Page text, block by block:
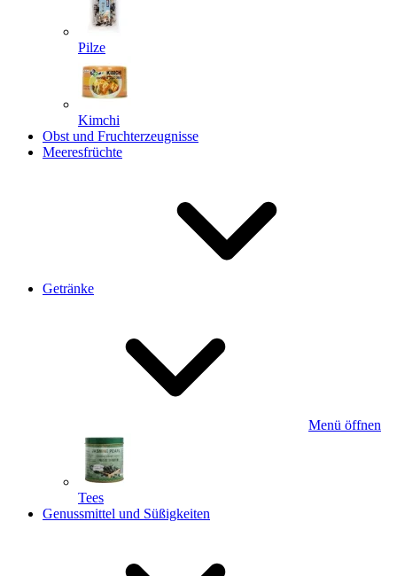
Pilze
Kimchi
Obst und Fruchterzeugnisse
Meeresfrüchte
Getränke
Menü öffnen
Tees
Genussmittel und Süßigkeiten